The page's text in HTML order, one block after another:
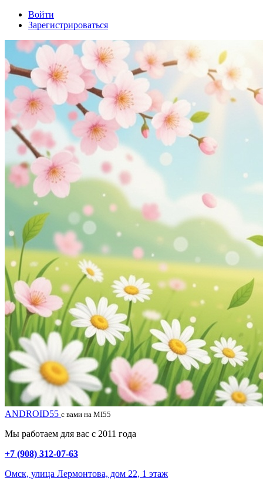
Войти
Зарегистрироваться
ANDROID55 с вами на MI55
Мы работаем для вас с 2011 года
+7 (908) 312-07-63
Омск, улица Лермонтова, дом 22, 1 этаж